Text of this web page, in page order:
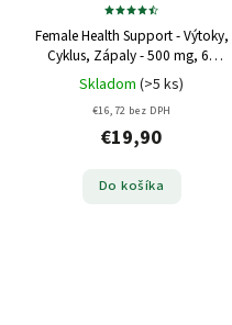
Female Health Support - Výtoky,
Cyklus, Zápaly - 500 mg, 60
kapsúl
Skladom (>5 ks)
€16,72 bez DPH
€19,90
Do košíka